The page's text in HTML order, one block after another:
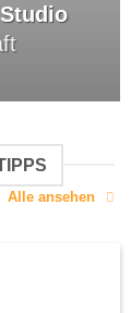
Alle ansehen